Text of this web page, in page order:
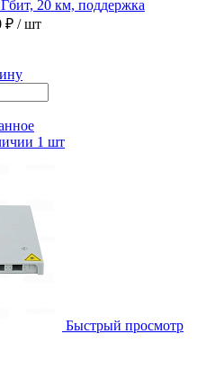
20 км, поддержка
₽ / шт
1 шт
Быстрый просмотр